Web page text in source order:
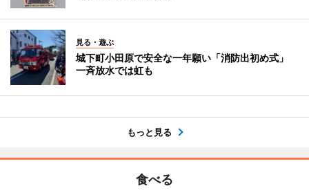
見る・遊ぶ
城下町小田原で安全な一年願い「消防出初め式」
一斉放水では虹も
もっと見る
食べる